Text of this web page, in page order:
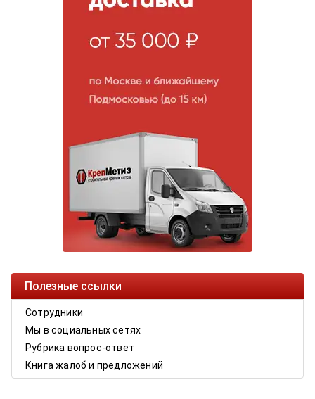
Полезные ссылки
Сотрудники
Мы в социальных сетях
Рубрика вопрос-ответ
Книга жалоб и предложений